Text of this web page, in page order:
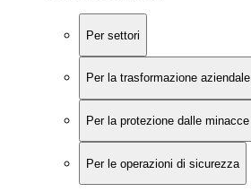
Per settori
Per la trasformazione aziendale
Per la protezione dalle minacce
Per le operazioni di sicurezza